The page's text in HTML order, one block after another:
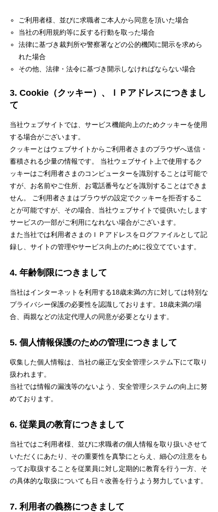
ご利用者様、並びに求職者ご本人から同意を頂いた場合
当社の利用規約等に反する行動を取った場合
法律に基づき裁判所や警察署などの公的機関に開示を求めら
れた場合
その他、法律・法令に基づき開示しなければならない場合
3. Cookie（クッキー）、ＩＰアドレスにつきまし
て
当社ウェブサイトでは、サービス機能向上のためクッキーを使用
する場合がございます。
クッキーとはウェブサイトからご利用者さまのブラウザへ送信・
蓄積される少量の情報です。 当社ウェブサイト上で使用するク
ッキーはご利用者さまのコンピューターを識別することは可能で
すが、お名前やご住所、お電話番号などを識別することはできま
せん。 ご利用者さまはブラウザの設定でクッキーを拒否するこ
とが可能ですが、その場合、当社ウェブサイトで提供いたします
サービスの一部がご利用になれない場合がございます。
また当社では利用者さまのＩＰアドレスをログファイルとして記
録し、サイトの管理やサービス向上のために役立てています。
4. 年齢制限につきまして
当社はインターネットを利用する18歳未満の方に対しては特別な
プライバシー保護の必要性を認識しております。18歳未満の場
合、両親などの法定代理人の同意が必要となります。
5. 個人情報保護のための管理につきまして
収集した個人情報は、当社の厳正な安全管理システム下にて取り
扱われます。
当社では情報の漏洩等のないよう、安全管理システムの向上に努
めております。
6. 従業員の教育につきまして
当社ではご利用者様、並びに求職者の個人情報を取り扱いさせて
いただくにあたり、その重要性を真摯にとらえ、細心の注意をも
ってお取扱することを従業員に対し定期的に教育を行う一方、そ
の具体的な取扱についても日々改善を行うよう努力しています。
7. 利用者の義務につきまして